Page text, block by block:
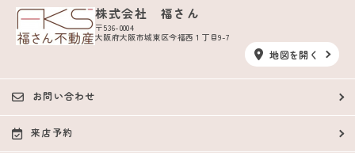
株式会社 福さん
〒536-0004
大阪府大阪市城東区今福西１丁目9-7
地図を開く
お問い合わせ
来店予約